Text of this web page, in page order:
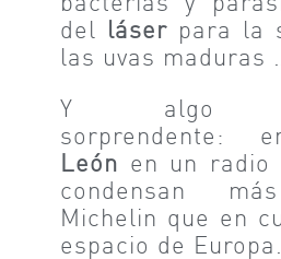
del láserpara la
las uvas maduras
Y algo
sorprendente:
León en un radio
condensan
Michelin que en
espacio de Europa.